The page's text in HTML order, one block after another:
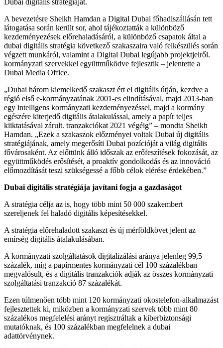
Dubai digitális stratégiáját.
A bevezetésre Sheikh Hamdan a Digital Dubai főhadiszállásán tett
látogatása során került sor, ahol tájékoztatták a különböző
kezdeményezések előrehaladásáról, a különböző csapatok által a
dubai digitális stratégia következő szakaszaira való felkészülés során
végzett munkáról, valamint a Digital Dubai legújabb projektjeiről.
kormányzati szervekkel együttműködve fejlesztik – jelentette a
Dubai Media Office.
„Dubai három kiemelkedő szakaszt ért el digitális útján, kezdve a
régió első e-kormányzatának 2001-es elindításával, majd 2013-ban
egy intelligens kormányzati kezdeményezéssel, majd a kormány
egészére kiterjedő digitális átalakulással, amely a papír teljes
kiiktatásával zárult. tranzakciókat 2021 végéig” – mondta Sheikh
Hamdan. „Ezek a szakaszok előzményei voltak Dubai új digitális
stratégiájának, amely megerősíti Dubai pozícióját a világ digitális
fővárosaként. Az előttünk álló időszak az erőfeszítések fokozását, az
együttműködés erősítését, a proaktív gondolkodás és az innováció
előmozdítását teszi szükségessé a főbb célok elérése érdekében.”
Dubai digitális stratégiája javítani fogja a gazdaságot
A stratégia célja az is, hogy több mint 50 000 szakembert
szereljenek fel haladó digitális képesítésekkel.
A stratégia előrehaladott szakaszt és új mérföldkövet jelent az
emírség digitális átalakulásában.
A kormányzati szolgáltatások digitalizálási aránya jelenleg 99,5
százalék, míg a papírmentes kormányzati cél 100 százalékban
megvalósult, és a digitális tranzakciók adják az összes kormányzati
szolgáltatási tranzakció 87 százalékát.
Ezen túlmenően több mint 120 kormányzati okostelefon-alkalmazást
fejlesztettek ki, miközben a kormányzati szervek több mint 80
százalékos megfelelési arányt regisztráltak a kiberbiztonsági
mutatóknak, és 100 százalékban megfelelnek a dubai
adattörvénynek.